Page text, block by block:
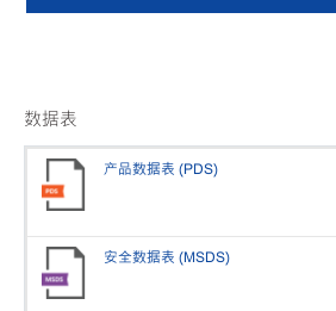
数据表
产品数据表 (PDS)
安全数据表 (MSDS)